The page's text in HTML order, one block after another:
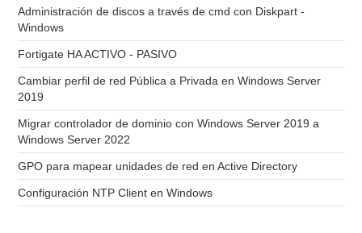
Administración de discos a través de cmd con Diskpart -
Windows
Fortigate HA ACTIVO - PASIVO
Cambiar perfil de red Pública a Privada en Windows Server
2019
Migrar controlador de dominio con Windows Server 2019 a
Windows Server 2022
GPO para mapear unidades de red en Active Directory
Configuración NTP Client en Windows